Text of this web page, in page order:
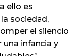
ello es
sociedad,
el silencio
una infancia y